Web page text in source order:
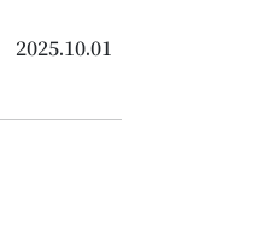
2025.10.01